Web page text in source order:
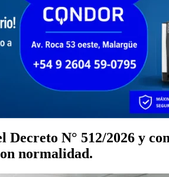
N° 512/2026 y
normalidad.